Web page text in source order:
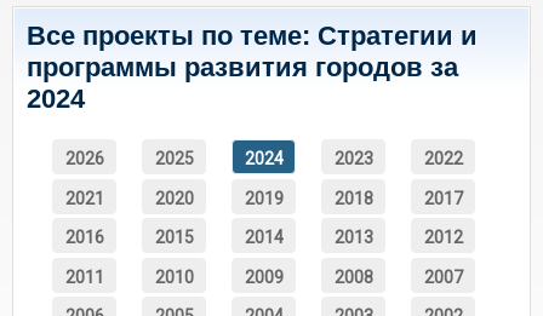
Все проекты по теме: Стратегии и
программы развития городов за
2024
2026 2025 2024 2023 2022
2021 2020 2019 2018 2017
2016 2015 2014 2013 2012
2011 2010 2009 2008 2007